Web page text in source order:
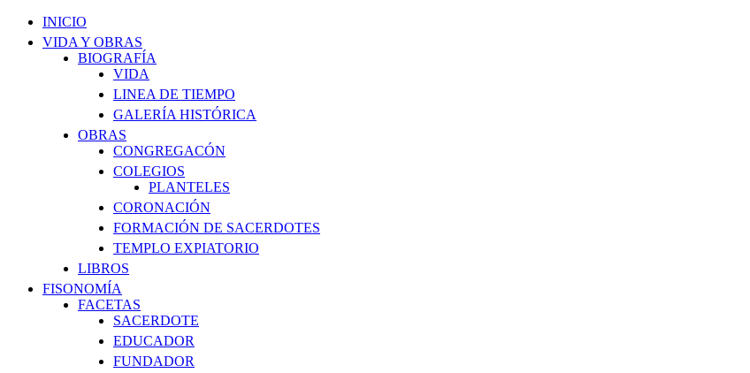
INICIO
VIDA Y OBRAS
BIOGRAFÍA
VIDA
LINEA DE TIEMPO
GALERÍA HISTÓRICA
OBRAS
CONGREGACÓN
COLEGIOS
PLANTELES
CORONACIÓN
FORMACIÓN DE SACERDOTES
TEMPLO EXPIATORIO
LIBROS
FISONOMÍA
FACETAS
SACERDOTE
EDUCADOR
FUNDADOR